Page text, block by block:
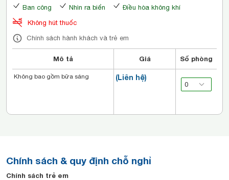
Ban công Nhìn ra biển
Điều hòa không khí
Không hút thuốc
Chính sách hành khách và trẻ em
Mô tả Giá Số phòng
(Liên hệ)
Không bao gồm bữa sáng
Chính sách & quy định chỗ nghỉ
Chính sách trẻ em